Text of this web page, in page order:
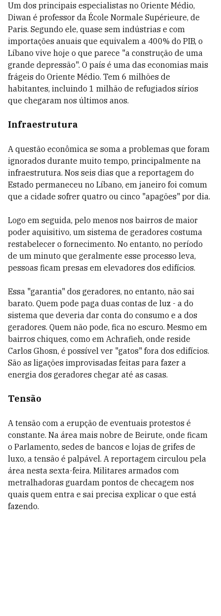
Um dos principais especialistas no Oriente Médio,
Diwan é professor da École Normale Supérieure, de
Paris. Segundo ele, quase sem indústrias e com
importações anuais que equivalem a 400% do PIB, o
Líbano vive hoje o que parece "a construção de uma
grande depressão". O país é uma das economias mais
frágeis do Oriente Médio. Tem 6 milhões de
habitantes, incluindo 1 milhão de refugiados sírios
que chegaram nos últimos anos.
Infraestrutura
A questão econômica se soma a problemas que foram
ignorados durante muito tempo, principalmente na
infraestrutura. Nos seis dias que a reportagem do
Estado permaneceu no Líbano, em janeiro foi comum
que a cidade sofrer quatro ou cinco "apagões" por dia.
Logo em seguida, pelo menos nos bairros de maior
poder aquisitivo, um sistema de geradores costuma
restabelecer o fornecimento. No entanto, no período
de um minuto que geralmente esse processo leva,
pessoas ficam presas em elevadores dos edifícios.
Essa "garantia" dos geradores, no entanto, não sai
barato. Quem pode paga duas contas de luz - a do
sistema que deveria dar conta do consumo e a dos
geradores. Quem não pode, fica no escuro. Mesmo em
bairros chiques, como em Achrafieh, onde reside
Carlos Ghosn, é possível ver "gatos" fora dos edifícios.
São as ligações improvisadas feitas para fazer a
energia dos geradores chegar até as casas.
Tensão
A tensão com a erupção de eventuais protestos é
constante. Na área mais nobre de Beirute, onde ficam
o Parlamento, sedes de bancos e lojas de grifes de
luxo, a tensão é palpável. A reportagem circulou pela
área nesta sexta-feira. Militares armados com
metralhadoras guardam pontos de checagem nos
quais quem entra e sai precisa explicar o que está
fazendo.